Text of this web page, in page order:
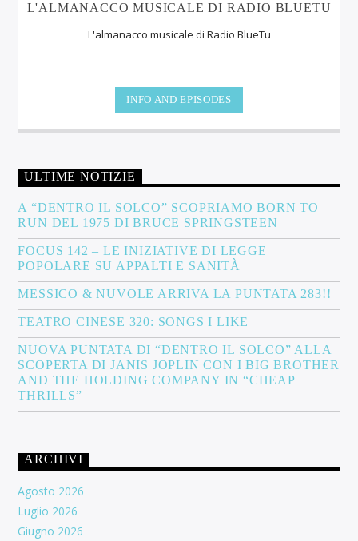
L'ALMANACCO MUSICALE DI RADIO BLUETU
L'almanacco musicale di Radio BlueTu
INFO AND EPISODES
ULTIME NOTIZIE
A “DENTRO IL SOLCO” SCOPRIAMO BORN TO
RUN DEL 1975 DI BRUCE SPRINGSTEEN
FOCUS 142 – LE INIZIATIVE DI LEGGE
POPOLARE SU APPALTI E SANITÀ
MESSICO & NUVOLE ARRIVA LA PUNTATA 283!!
TEATRO CINESE 320: SONGS I LIKE
NUOVA PUNTATA DI “DENTRO IL SOLCO” ALLA
SCOPERTA DI JANIS JOPLIN CON I BIG BROTHER
AND THE HOLDING COMPANY IN “CHEAP
THRILLS”
ARCHIVI
Agosto 2026
Luglio 2026
Giugno 2026